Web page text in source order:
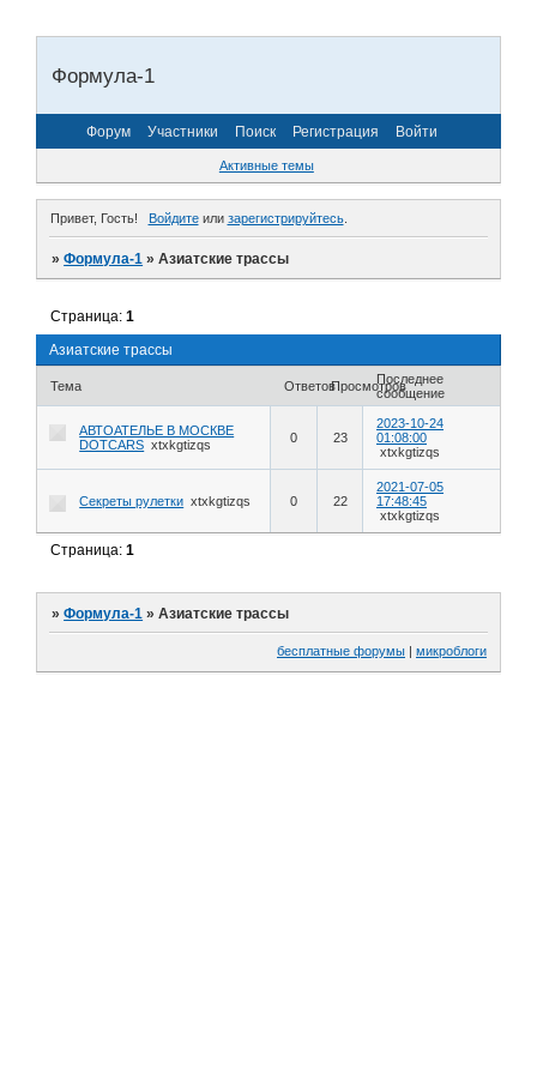
Формула-1
Форум Участники Поиск Регистрация Войти
Активные темы
Привет, Гость! Войдитеили зарегистрируйтесь.
»Формула-1 »Азиатские трассы
Азиатские трассы
Страница:1
Тема ОтветовПросмотровПоследнее
сообщение
АВТОАТЕЛЬЕ В МОСКВЕ
DOTCARS xtxkgtizqs 0 23
2023-10-24
01:08:00
xtxkgtizqs
Секреты рулетки xtxkgtizqs 0 22
2021-07-05
17:48:45
xtxkgtizqs
Страница:1
»Формула-1 »Азиатские трассы
бесплатные форумы микроблоги